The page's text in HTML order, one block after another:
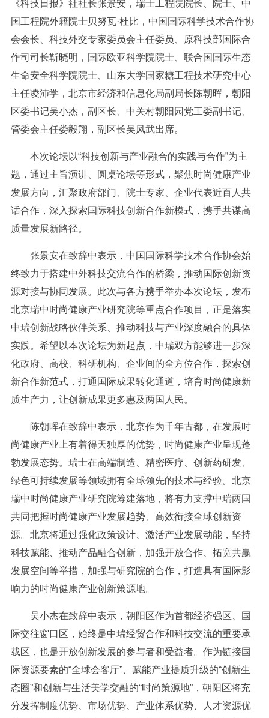
《科技日报》社社长张景安，瑞士工程院院长、院士、中
国工程院外籍院士贝努瓦·杜比，中国国际科学技术合作协
会会长、科技外交专家委员会主任委员、原科技部国际合
作司司长靳晓明，国际欧亚科学院院士、联合国国际生态
生命安全科学院院士、山东大学国家糖工程技术研究中心
主任凌沛学，北京市经济和信息化局副局长陈朝晖，朝阳
区委书记吴小杰，副区长、中关村朝阳园党工委副书记、
管委会主任娄毅翔，副区长吴凤武出席。
本次论坛以“科技创新与产业融合的实践与合作”为主
题，通过主旨演讲、圆桌论坛等形式，聚焦时尚健康产业
发展方向，汇聚政府部门、院士专家、企业代表近百人共
话合作，深入探索国际科技创新合作新模式，携手共谋高
质量发展新路径。
张景安在致辞中表示，中国国际科学技术合作协会始
终致力于搭建中外科技交流合作的桥梁，推动国际创新资
源对接与协同发展。此次与各方携手举办本次论坛，发布
北京瑞中时尚健康产业研究院等重点合作项目，正是落实
中瑞创新战略伙伴关系、推动科技与产业深度融合的具体
实践。希望以本次论坛为新起点，中瑞双方能够进一步深
化政府、高校、科研机构、企业间的全方位合作，探索创
新合作新范式，打通国际成果转化通道，培育时尚健康新
质生产力，让创新成果更多惠及两国人民。
陈朝晖在致辞中表示，北京作为千年古都，在发展时
尚健康产业上有着得天独厚的优势，时尚健康产业呈现蓬
勃发展态势。瑞士在高端制造、精密医疗、创新药研发、
绿色可持续发展等领域拥有全球领先的技术与经验。北京
瑞中时尚健康产业研究院筹建落地，将有力支撑中瑞两国
共同把握时尚健康产业发展趋势、高效衔接全球创新资
源。北京将通过强化政策设计、激活产业发展动能，坚持
科技赋能、推动产品融合创新，加强开放合作、拓宽共赢
发展空间等举措，加强与研究院的合作，打造具有国际影
响力的时尚健康产业创新策源地。
吴小杰在致辞中表示，朝阳区作为首都经济强区、国
际交往窗口区，始终是中瑞经贸合作和科技交流的重要承
载区，也是开放创新发展的参与者和受益者。作为链接国
际资源要素的“全球会客厅”、赋能产业提质升级的“创新生
态圈”和创新与生活美学交融的“时尚策源地”，朝阳区将充
分发挥制度优势、市场优势、产业体系优势、人才资源优